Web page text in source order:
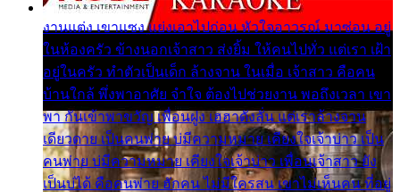
งานแต่ง เขาแซง แย่งเอาไปก่อน หัวใจอาวรณ์ มาซ่อน อยู่
ในห้องครัว ข้างนอกเจ้าสาว ส่งยิ้ม ให้คนไปทั่ว แต่เรา เฝ้า
อยู่ในครัว ทำตัวเป็นเด็ก ล้างจาน ในเมื่อ เจ้าสาว คือคน
บ้านใกล้ พึ่งพาอาศัย จำใจ ต้องไปช่วยงาน พอถึงเวลา เขา
พา กันเข้าพาขวัญ เพื่อนฝูง เฮฮาดังลั่น แต่เราล้างจาน
เดียวดาย เป็นคนพ่าย บ่มีความหมาย เคียงใจเจ้าบ่าว เป็น
คนพ่าย บ่มีความหมาย เคียงใจเจ้าบ่าว เพื่อนเจ้าสาว ยัง
เป็นบ่ได้ คือคนพ่าย ฮักคน ไม่มีใครสน เขาไม่เห็นคน ที่อยู่